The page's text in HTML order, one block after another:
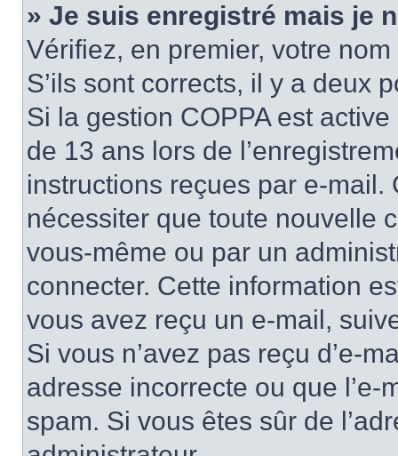
» Je suis enregistré mais je
Vérifiez, en premier, votre
S’ils sont corrects, il y a deux
Si la gestion COPPA est
de 13 ans lors de
instructions reçues par e-
nécessiter que toute nouvelle
vous-même ou par un
connecter. Cette information
vous avez reçu un e-mail,
Si vous n’avez pas reçu d’e-
adresse incorrecte ou que
spam. Si vous êtes sûr de